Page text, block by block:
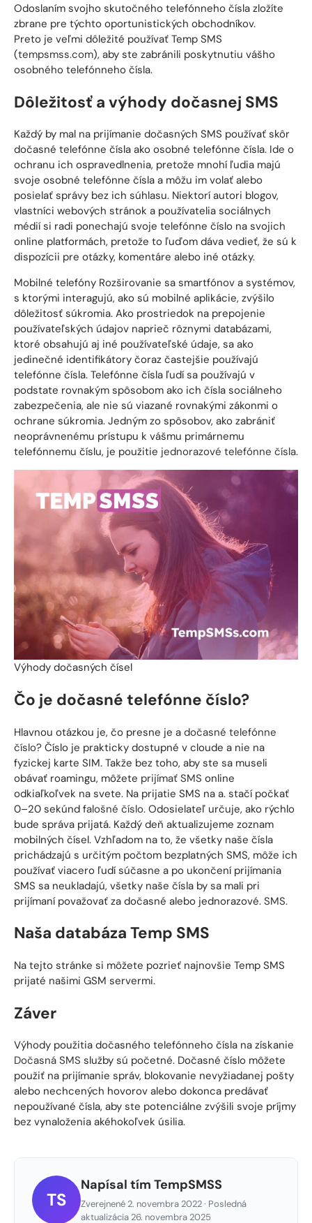
Odoslaním svojho skutočného telefónneho čísla zložíte
zbrane pre týchto oportunistických obchodníkov.
Preto je veľmi dôležité používať Temp SMS
(tempsmss.com), aby ste zabránili poskytnutiu vášho
osobného telefónneho čísla.
Dôležitosť a výhody dočasnej SMS
Každý by mal na prijímanie dočasných SMS používať skôr
dočasné telefónne čísla ako osobné telefónne čísla. Ide o
ochranu ich ospravedlnenia, pretože mnohí ľudia majú
svoje osobné telefónne čísla a môžu im volať alebo
posielať správy bez ich súhlasu. Niektorí autori blogov,
vlastníci webových stránok a používatelia sociálnych
médií si radi ponechajú svoje telefónne číslo na svojich
online platformách, pretože to ľuďom dáva vedieť, že sú k
dispozícii pre otázky, komentáre alebo iné otázky.
Mobilné telefóny Rozširovanie sa smartfónov a systémov,
s ktorými interagujú, ako sú mobilné aplikácie, zvýšilo
dôležitosť súkromia. Ako prostriedok na prepojenie
používateľských údajov naprieč rôznymi databázami,
ktoré obsahujú aj iné používateľské údaje, sa ako
jedinečné identifikátory čoraz častejšie používajú
telefónne čísla. Telefónne čísla ľudí sa používajú v
podstate rovnakým spôsobom ako ich čísla sociálneho
zabezpečenia, ale nie sú viazané rovnakými zákonmi o
ochrane súkromia. Jedným zo spôsobov, ako zabrániť
neoprávnenému prístupu k vášmu primárnemu
telefónnemu číslu, je použitie jednorazové telefónne čísla.
Výhody dočasných čísel
Čo je dočasné telefónne číslo?
Hlavnou otázkou je, čo presne je a dočasné telefónne
číslo? Číslo je prakticky dostupné v cloude a nie na
fyzickej karte SIM. Takže bez toho, aby ste sa museli
obávať roamingu, môžete prijímať SMS online
odkiaľkoľvek na svete. Na prijatie SMS na a. stačí počkať
0–20 sekúnd falošné číslo. Odosielateľ určuje, ako rýchlo
bude správa prijatá. Každý deň aktualizujeme zoznam
mobilných čísel. Vzhľadom na to, že všetky naše čísla
prichádzajú s určitým počtom bezplatných SMS, môže ich
používať viacero ľudí súčasne a po ukončení prijímania
SMS sa neukladajú, všetky naše čísla by sa mali pri
prijímaní považovať za dočasné alebo jednorazové. SMS.
Naša databáza Temp SMS
Na tejto stránke si môžete pozrieť najnovšie Temp SMS
prijaté našimi GSM servermi.
Záver
Výhody použitia dočasného telefónneho čísla na získanie
Dočasná SMS služby sú početné. Dočasné číslo môžete
použiť na prijímanie správ, blokovanie nevyžiadanej pošty
alebo nechcených hovorov alebo dokonca predávať
nepoužívané čísla, aby ste potenciálne zvýšili svoje príjmy
bez vynaloženia akéhokoľvek úsilia.
TS
Napísal tím TempSMSS
Zverejnené 2. novembra 2022 · Posledná
aktualizácia 26. novembra 2025